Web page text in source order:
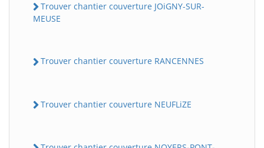
Trouver chantier couverture JOiGNY-SUR-
MEUSE
Trouver chantier couverture RANCENNES
Trouver chantier couverture NEUFLiZE